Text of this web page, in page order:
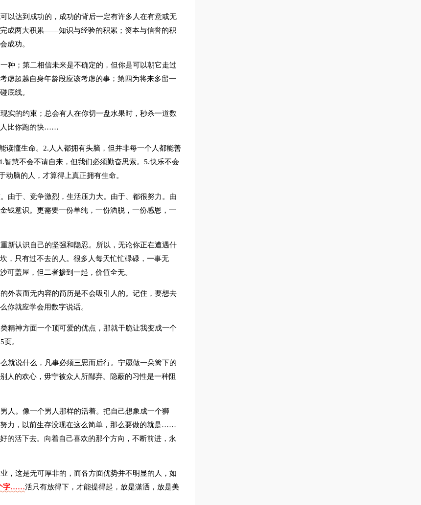
以达到成功的，成功的背后一定有许多人在有意或无
成两大积累——知识与经验的积累；资本与信誉的积
成功。
种；第二相信未来是不确定的，但你是可以朝它走过
虑超越自身年龄段应该考虑的事；第四为将来多留一
底线。
实的约束；总会有人在你切一盘水果时，秒杀一道数
人比你跑的快……
读懂生命。2.人人都拥有头脑，但并非每一个人都能善
慧不会不请自来，但我们必须勤奋思索。5.快乐不会
脑的人，才算得上真正拥有生命。
由于、竞争激烈，生活压力大。由于、都很努力。由
钱意识。更需要一份单纯，一份洒脱，一份感恩，一
新认识自己的坚强和隐忍。所以，无论你正在遭遇什
，只有过不去的人。很多人每天忙忙碌碌，一事无
可盖屋，但二者掺到一起，价值全无。
外表而无内容的简历是不会吸引人的。记住，要想去
你就应学会用数字说话。
精神方面一个顶可爱的优点，那就干脆让我变成一个
。
就说什么，凡事必须三思而后行。宁愿做一朵篱下的
人的欢心，毋宁被众人所鄙弃。隐蔽的习性是一种阻
人。像一个男人那样的活着。把自己想象成一个狮
力，以前生存没现在这么简单，那么要做的就是……
活下去。向着自己喜欢的那个方向，不断前进，永
，这是无可厚非的，而各方面优势并不明显的人，如
字……活只有放得下，才能提得起，放是潇洒，放是美